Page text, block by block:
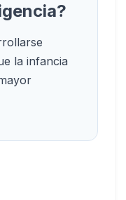
la infancia